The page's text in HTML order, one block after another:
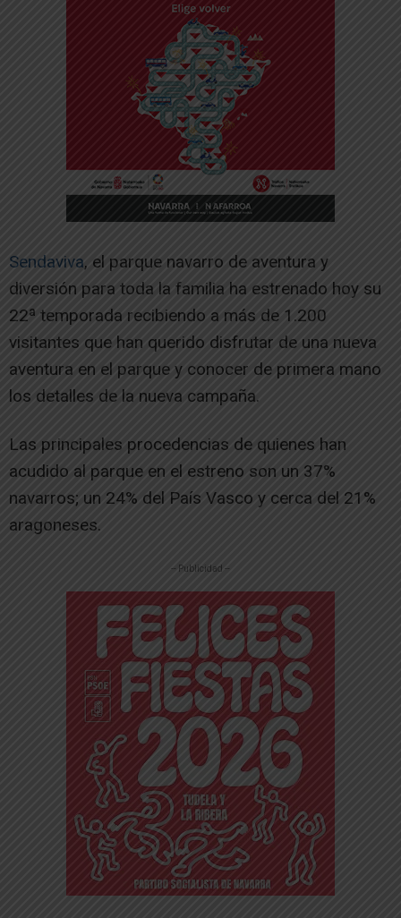
Sendaviva, el parque navarro de aventura y
diversión para toda la familia ha estrenado hoy su
22ª temporada recibiendo a más de 1.200
visitantes que han querido disfrutar de una nueva
aventura en el parque y conocer de primera mano
los detalles de la nueva campaña.
Las principales procedencias de quienes han
acudido al parque en el estreno son un 37%
navarros; un 24% del País Vasco y cerca del 21%
aragoneses.
-- Publicidad --